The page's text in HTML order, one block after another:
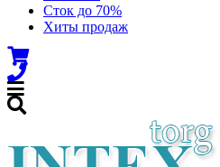
Сток до 70%
Хиты продаж